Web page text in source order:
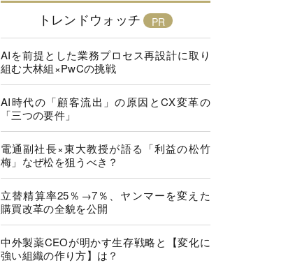
トレンドウォッチ
AIを前提とした業務プロセス再設計に取り
組む大林組×PwCの挑戦
AI時代の「顧客流出」の原因とCX変革の
「三つの要件」
電通副社長×東大教授が語る「利益の松竹
梅」なぜ松を狙うべき？
立替精算率25％→7％、ヤンマーを変えた
購買改革の全貌を公開
中外製薬CEOが明かす生存戦略と【変化に
強い組織の作り方】は？